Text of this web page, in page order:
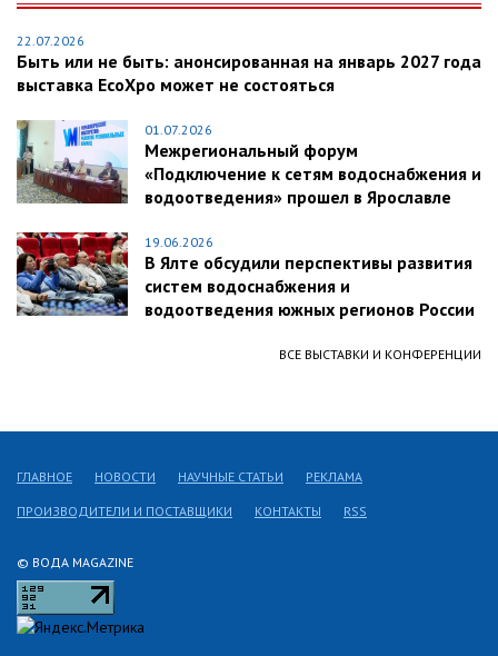
22.07.2026
Быть или не быть: анонсированная на январь 2027 года
выставка EcoXpo может не состояться
01.07.2026
Межрегиональный форум
«Подключение к сетям водоснабжения и
водоотведения» прошел в Ярославле
19.06.2026
В Ялте обсудили перспективы развития
систем водоснабжения и
водоотведения южных регионов России
ВСЕ ВЫСТАВКИ И КОНФЕРЕНЦИИ
© ВОДА MAGAZINE
ГЛАВНОЕ НОВОСТИ НАУЧНЫЕ СТАТЬИ РЕКЛАМА
ПРОИЗВОДИТЕЛИ И ПОСТАВЩИКИ КОНТАКТЫ RSS